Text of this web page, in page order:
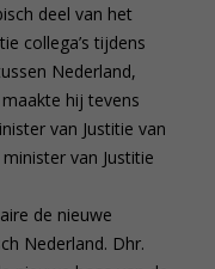
deel van het
collega’s tijdens
Nederland,
hij tevens
van Justitie van
van Justitie
de nieuwe
Nederland. Dhr.